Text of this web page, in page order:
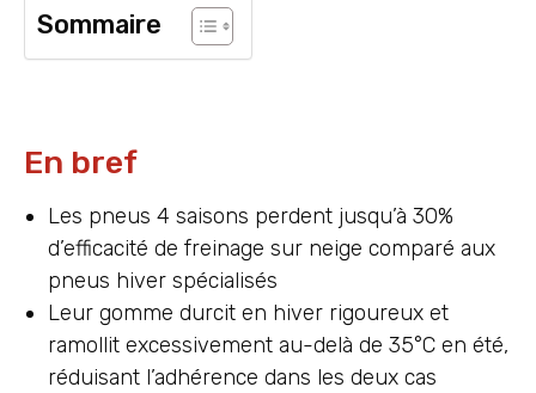
Sommaire
En bref
Les pneus 4 saisons perdent jusqu’à 30%
d’efficacité de freinage sur neige comparé aux
pneus hiver spécialisés
Leur gomme durcit en hiver rigoureux et
ramollit excessivement au-delà de 35°C en été,
réduisant l’adhérence dans les deux cas